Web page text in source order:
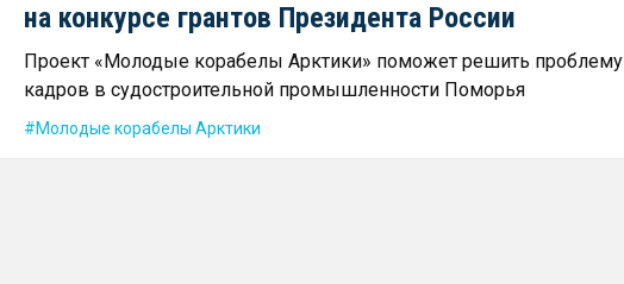
на конкурсе грантов Президента России
Проект «Молодые корабелы Арктики» поможет решить проблему
кадров в судостроительной промышленности Поморья
Молодые корабелы Арктики